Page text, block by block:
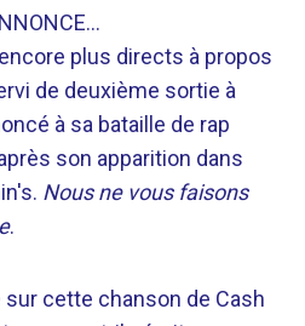
plus directs à propos
de deuxième sortie à
à sa bataille de rap
son apparition dans
Nous ne vous faisons
.
sur cette chanson de Cash